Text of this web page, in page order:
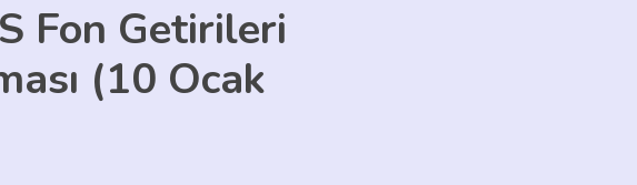
Fon Getirileri
(10 Ocak